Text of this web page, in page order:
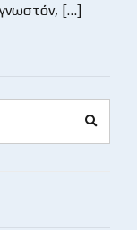
[…]